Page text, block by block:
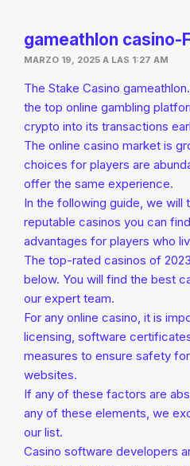
gameathlon casino-
MARZO 19, 2025 A LAS 1:27 AM
The Stake Casino
the top online gambling
crypto into its transactions
The online casino market is
choices for players are
offer the same experience.
In the following guide, we will
reputable casinos you can
advantages for players who
The top-rated casinos of
below. You will find the best
our expert team.
For any online casino, it is
licensing, software
measures to ensure safety
websites.
If any of these factors are
any of these elements, we
our list.
Casino software developers